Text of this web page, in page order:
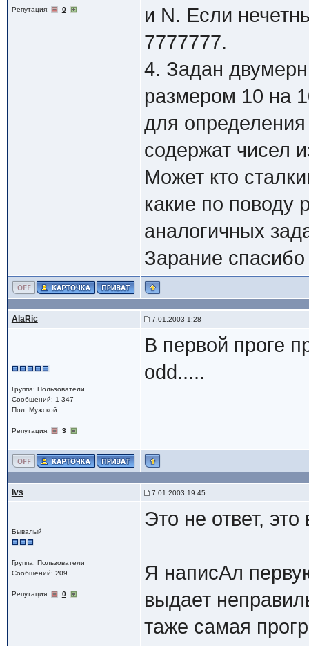
Репутация: 0
и N. Если
7777777.
4. Задан
размером 10 на
для
содержат чисел
Может кто
какие по поводу
аналогичных
Зарание спасибо
AlaRic 7.01.2003 1:28
Группа: Пользователи
Сообщений: 1 347
Пол: Мужской
Репутация: 3
В первой проге
odd.....
Ivs 7.01.2003 19:45
Бывалый
Группа: Пользователи
Сообщений: 209
Репутация: 0
Это не ответ,
Я написАл
выдает
таже самая